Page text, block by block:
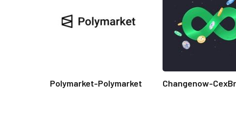
Polymarket-Polymarket Changenow-